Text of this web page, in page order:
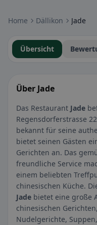
Home Dällikon Jade
Übersicht
Über Jade
Das Restaurant Jade
Regensdorferstrasse
bekannt für seine
bietet seinen Gästen
Gerichten an. Das
freundliche Service
einem beliebten
chinesischen Küche.
Jade bietet eine große
chinesischen
Nudelgerichte,